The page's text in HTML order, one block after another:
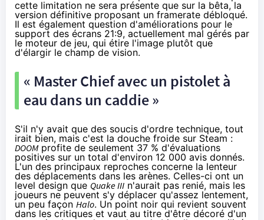
cette limitation ne sera présente que sur la bêta, la
version définitive proposant un framerate débloqué.
Il est également question d'améliorations pour le
support des écrans 21:9, actuellement mal gérés par
le moteur de jeu, qui étire l'image plutôt que
d'élargir le champ de vision.
« Master Chief avec un pistolet à
eau dans un caddie »
S'il n'y avait que des soucis d'ordre technique, tout
irait bien, mais c'est la douche froide sur Steam :
DOOMprofite de seulement 37 % d'évaluations
positives sur un total d'environ 12 000 avis donnés.
L'un des principaux reproches concerne la lenteur
des déplacements dans les arènes. Celles-ci ont un
level design que Quake III n'aurait pas renié, mais les
joueurs ne peuvent s'y déplacer qu'assez lentement,
un peu façon Halo. Un point noir qui revient souvent
dans les critiques et vaut au titre d'être décoré d'un